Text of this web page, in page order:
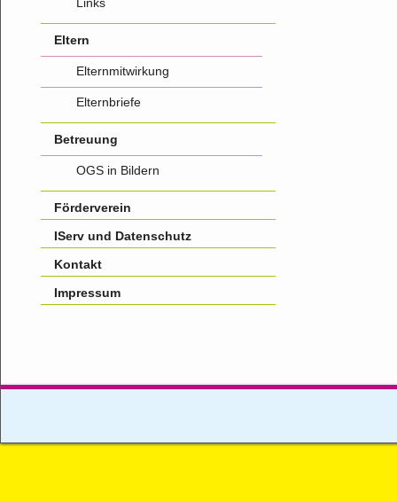
Eltern
Elternmitwirkung
Elternbriefe
Betreuung
OGS in Bildern
Förderverein
IServ und Datenschutz
Kontakt
Impressum